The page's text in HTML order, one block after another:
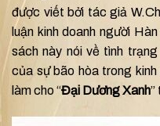
được viết bởi tác giả
luận kinh doanh người
sách này nói về tình
của sự bão hòa trong
làm cho “Đại Dương Xanh”